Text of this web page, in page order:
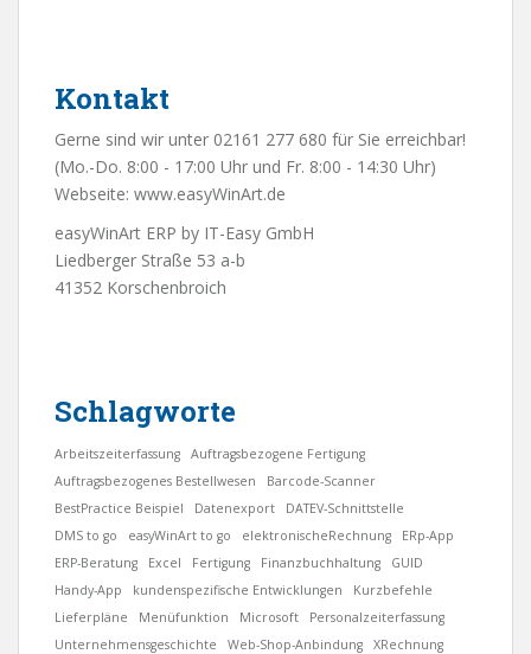
Kontakt
Gerne sind wir unter 02161 277 680 für Sie erreichbar!
(Mo.-Do. 8:00 - 17:00 Uhr und Fr. 8:00 - 14:30 Uhr)
Webseite: www.easyWinArt.de
easyWinArt ERP by IT-Easy GmbH
Liedberger Straße 53 a-b
41352 Korschenbroich
Schlagworte
Arbeitszeiterfassung
Auftragsbezogene Fertigung
Auftragsbezogenes Bestellwesen
Barcode-Scanner
BestPractice Beispiel
Datenexport
DATEV-Schnittstelle
DMS to go
easyWinArt to go elektronischeRechnung
ERp-App
ERP-Beratung
Excel Fertigung Finanzbuchhaltung
GUID
Handy-App
kundenspezifische Entwicklungen
Kurzbefehle
Lieferpläne
Menüfunktion Microsoft
Personalzeiterfassung
Unternehmensgeschichte
Web-Shop-Anbindung
XRechnung